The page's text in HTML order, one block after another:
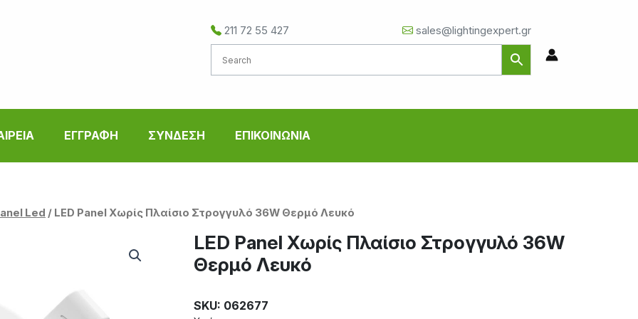
211 72 55 427 sales@lightingexpert.gr
ΕΓΓΡΑΦΗ ΣΥΝΔΕΣΗ ΕΠΙΚΟΙΝΩΝΙΑ
Led / LED Panel Χωρίς Πλαίσιο Στρογγυλό 36W Θερμό Λευκό
LED Panel Χωρίς Πλαίσιο Στρογγυλό 36W
Θερμό Λευκό
SKU: 062677